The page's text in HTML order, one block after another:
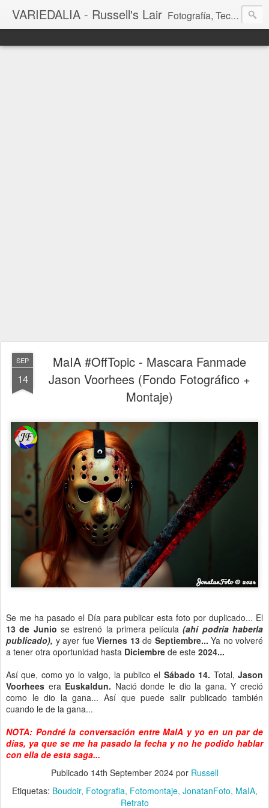
VARIEDALIA - Russell's Lair Fotografía, Tecnología, Cine y Videojuegos en un Blog Multitemática. El rinconcito del creador de FotoMuseo 3D y Left 4 SGC.
SEP
14
MaIA #OffTopic - Mascara Fanmade
Jason Voorhees (Fondo Fotográfico +
Montaje)
Se me ha pasado el Día para publicar esta foto por duplicado... El
13 de Junio se estrenó la primera película(ahí podría haberla
publicado), y ayer fue Viernes 13 de Septiembre... Ya no volveré
a tener otra oportunidad hasta Diciembre de este 2024...
Así que, como yo lo valgo, la publico el Sábado 14. Total,Jason
Voorhees era Euskaldun. Nació donde le dio la gana. Y creció
como le dio la gana... Así que puede salir publicado también
cuando le de la gana...
NOTA: Pondré la conversación entre MaIA y yo en un par de
días, ya que se me ha pasado la fecha y no he podido hablar
con ella de esta saga...
Publicado 14th September 2024por Russell
Etiquetas: Boudoir Fotografia Fotomontaje JonatanFoto MaIA
Retrato